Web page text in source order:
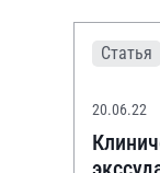
Статья
20.06.22